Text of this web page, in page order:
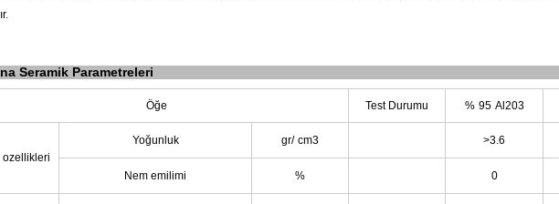
Seramik Parametreleri
Öğe Test Durumu % 95 Al203
ozellikleri
Yoğunluk gr/ cm3 >3.6
Nem emilimi % 0